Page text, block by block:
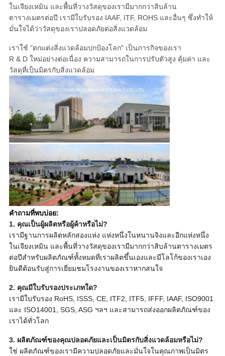
ในเจียงเหมิน และพื้นที่วางวัสดุของเรามีมากกว่าสิบล้าน
ตารางเมตรต่อปี เรามีใบรับรอง IAAF, ITF, ROHS และอื่นๆ ซึ่งทำให้
มั่นใจได้ว่าวัสดุของเราปลอดภัยต่อสิ่งแวดล้อม
เราใช้ "ตกแต่งสิ่งแวดล้อมปกป้องโลก" เป็นภารกิจของเรา
R & D ใหม่อย่างต่อเนื่อง ความสามารถในการปรับตัวสูง คุ้มค่า และ
วัสดุที่เป็นมิตรกับสิ่งแวดล้อม
คำถามที่พบบ่อย:
1. คุณเป็นผู้ผลิตหรือผู้ค้าหรือไม่?
เรามีฐานการผลิตหลักสองแห่ง แห่งหนึ่งในหนานจิงและอีกแห่งหนึ่ง
ในเจียงเหมิน และพื้นที่วางวัสดุของเรามีมากกว่าสิบล้านตารางเมตร
ต่อปีสำหรับผลิตภัณฑ์ทั้งหมดที่เราผลิตขึ้นเองและมีโลโก้ของเราเอง
ยินดีต้อนรับสู่การเยี่ยมชมโรงงานของเราหากสนใจ
2. คุณมีใบรับรองประเภทใด?
เรามีใบรับรอง RoHS, ISSS, CE, ITF2, ITF5, IFFF, IAAF, ISO9001
และ ISO14001, SGS, ASG ฯลฯ และสามารถส่งออกผลิตภัณฑ์ของ
เราได้ทั่วโลก
3. ผลิตภัณฑ์ของคุณปลอดภัยและเป็นมิตรกับสิ่งแวดล้อมหรือไม่?
ใช่ ผลิตภัณฑ์ของเรามีความปลอดภัยและมั่นใจในคุณภาพเป็นมิตร